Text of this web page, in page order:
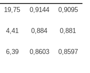
19,75 0,9144 0,9095
4,41 0,884 0,881
6,39 0,8603 0,8597